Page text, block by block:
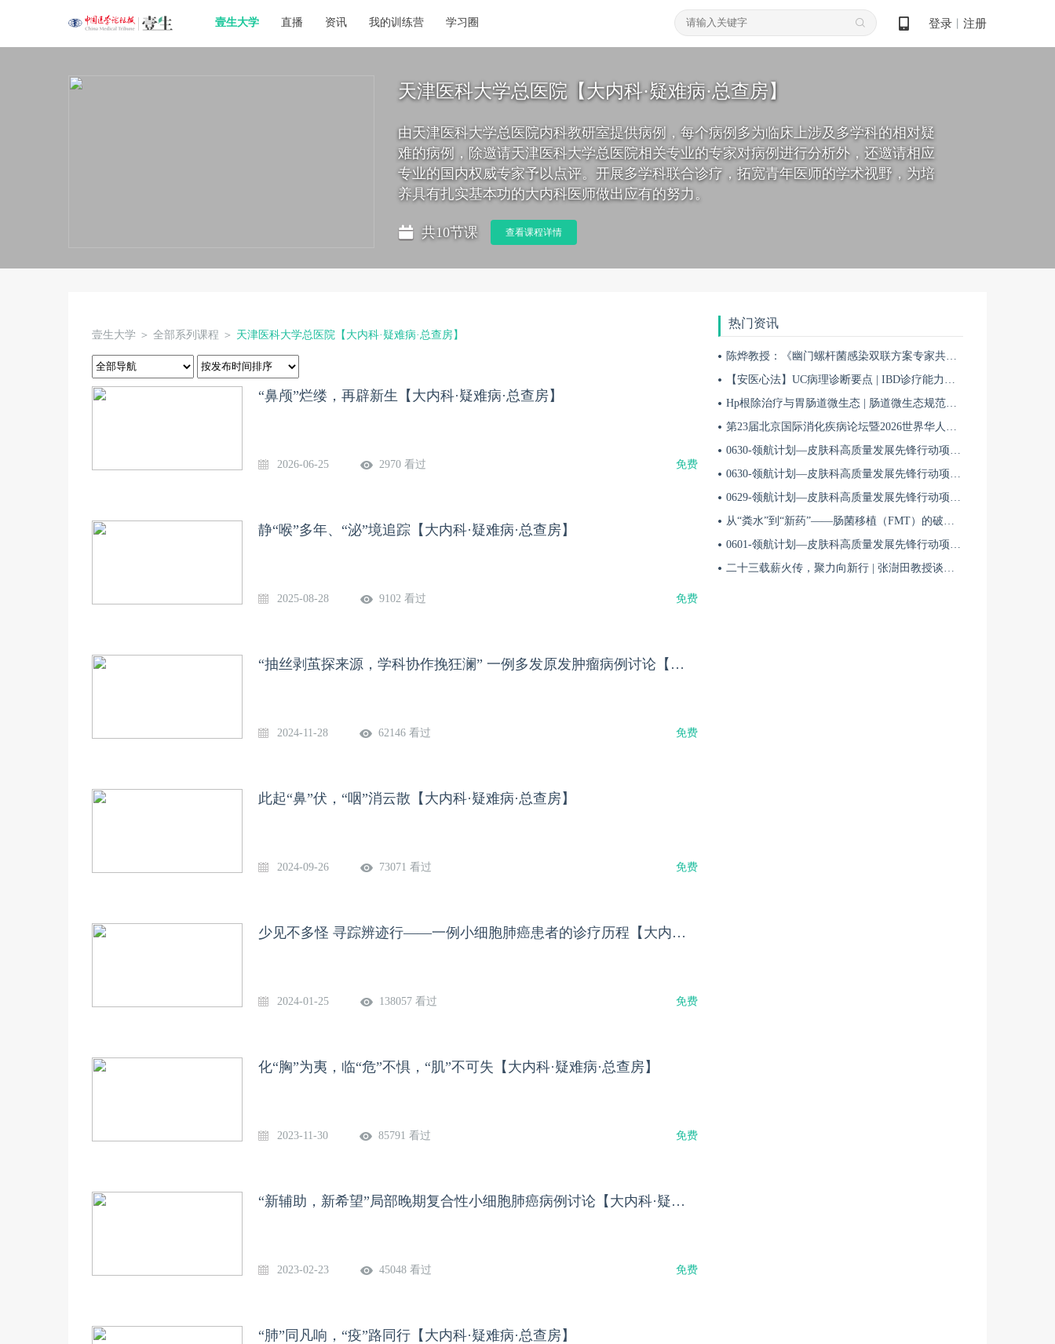
壹生大学 直播 资讯 我的训练营 学习圈 登录 注册
天津医科大学总医院【大内科·疑难病·总查房】
由天津医科大学总医院内科教研室提供病例，每个病例多为临床上涉及多学科的相对疑
难的病例，除邀请天津医科大学总医院相关专业的专家对病例进行分析外，还邀请相应
专业的国内权威专家予以点评。开展多学科联合诊疗，拓宽青年医师的学术视野，为培
养具有扎实基本功的大内科医师做出应有的努力。
共10节课 查看课程详情
壹生大学 ＞ 全部系列课程 ＞ 天津医科大学总医院【大内科·疑难病·总查房】
“鼻颅”烂缕，再辟新生【大内科·疑难病·总查房】
2026-06-25 2970 看过 免费
静“喉”多年、“泌”境追踪【大内科·疑难病·总查房】
2025-08-28 9102 看过 免费
“抽丝剥茧探来源，学科协作挽狂澜” 一例多发原发肿瘤病例讨论【大内科·疑难病·总查房】
2024-11-28 62146 看过 免费
此起“鼻”伏，“咽”消云散【大内科·疑难病·总查房】
2024-09-26 73071 看过 免费
少见不多怪 寻踪辨迹行——一例小细胞肺癌患者的诊疗历程【大内科·疑难病·总查房】
2024-01-25 138057 看过 免费
化“胸”为夷，临“危”不惧，“肌”不可失【大内科·疑难病·总查房】
2023-11-30 85791 看过 免费
“新辅助，新希望”局部晚期复合性小细胞肺癌病例讨论【大内科·疑难病·总查房】
2023-02-23 45048 看过 免费
“肺”同凡响，“疫”路同行【大内科·疑难病·总查房】
热门资讯
陈烨教授：《幽门螺杆菌感染双联方案专家共识（2026）》解读 | BIDDF2026
【安医心法】UC病理诊断要点 | IBD诊疗能力系统提升5
Hp根除治疗与胃肠道微生态 | 肠道微生态规范化诊疗4
第23届北京国际消化疾病论坛暨2026世界华人消化医师年会盛大开幕
0630-领航计划—皮肤科高质量发展先锋行动项目第六季第65期
0630-领航计划—皮肤科高质量发展先锋行动项目第六季第64期
0629-领航计划—皮肤科高质量发展先锋行动项目第六季第63期
从“粪水”到“新药”——肠菌移植（FMT）的破局与临床应用全景 | 肠道微生态规范化诊疗1
0601-领航计划—皮肤科高质量发展先锋行动项目第六季第42期
二十三载薪火传，聚力向新行 | 张澍田教授谈中国消化医学的传承与突破